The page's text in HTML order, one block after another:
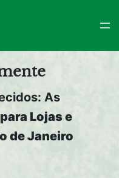
As
para Lojas e
de Janeiro